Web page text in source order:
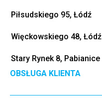
Piłsudskiego 95, Łódź
Więckowskiego 48, Łódź
Stary Rynek 8, Pabianice
OBSŁUGA KLIENTA